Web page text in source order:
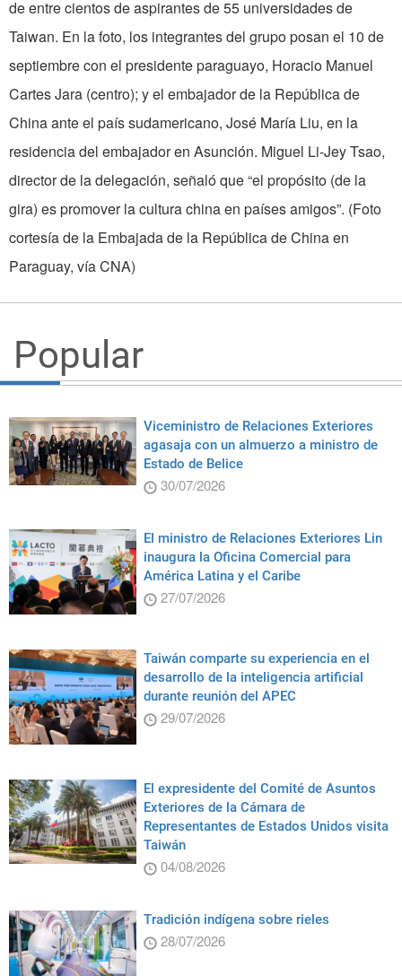
de entre cientos de aspirantes de 55 universidades de
Taiwan. En la foto, los integrantes del grupo posan el 10 de
septiembre con el presidente paraguayo, Horacio Manuel
Cartes Jara (centro); y el embajador de la República de
China ante el país sudamericano, José María Liu, en la
residencia del embajador en Asunción. Miguel Li-Jey Tsao,
director de la delegación, señaló que “el propósito (de la
gira) es promover la cultura china en países amigos”. (Foto
cortesía de la Embajada de la República de China en
Paraguay, vía CNA)
Popular
Viceministro de Relaciones Exteriores
agasaja con un almuerzo a ministro de
Estado de Belice
30/07/2026
El ministro de Relaciones Exteriores Lin
inaugura la Oficina Comercial para
América Latina y el Caribe
27/07/2026
Taiwán comparte su experiencia en el
desarrollo de la inteligencia artificial
durante reunión del APEC
29/07/2026
El expresidente del Comité de Asuntos
Exteriores de la Cámara de
Representantes de Estados Unidos visita
Taiwán
04/08/2026
Tradición indígena sobre rieles
28/07/2026